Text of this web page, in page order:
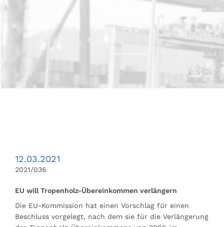
12.03.2021
2021/036
EU will Tropenholz-Übereinkommen verlängern
Die EU-Kommission hat einen Vorschlag für einen
Beschluss vorgelegt, nach dem sie für die Verlängerung